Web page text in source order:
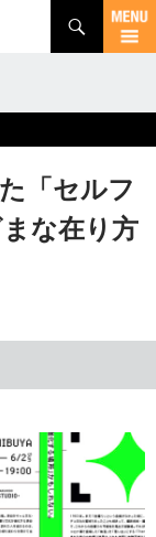
「セルフ
な在り方